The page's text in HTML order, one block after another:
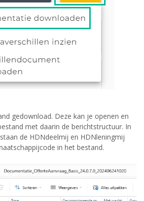
gedownload. Deze kan je openen en
met daarin de berichtstructuur. In
de HDNdeelmij en HDNleningmij
in het bestand.